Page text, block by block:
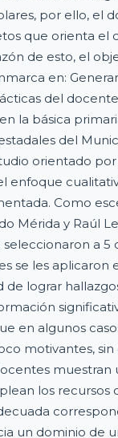
por ello, el
que orienta el
de esto, el
en:
del
la básica
del
orientado
enfoque
Como
Mérida y Raúl
seleccionaron a
se les aplicaron
lograr
en algunos
motivantes, sin
muestran
los recursos
un dominio de